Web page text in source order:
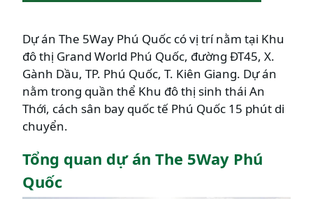
Dự án The 5Way Phú Quốc có vị trí nằm tại Khu
đô thị Grand World Phú Quốc, đường ĐT45, X.
Gành Dầu, TP. Phú Quốc, T. Kiên Giang. Dự án
nằm trong quần thể Khu đô thị sinh thái An
Thới, cách sân bay quốc tế Phú Quốc 15 phút di
chuyển.
Tổng quan dự án The 5Way Phú
Quốc